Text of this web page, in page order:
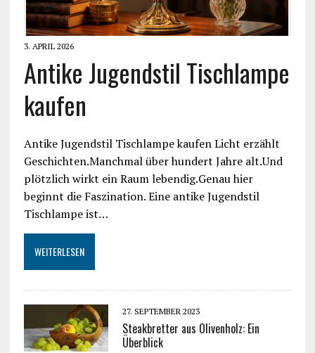
3. APRIL 2026
Antike Jugendstil Tischlampe
kaufen
Antike Jugendstil Tischlampe kaufen Licht erzählt
Geschichten.Manchmal über hundert Jahre alt.Und
plötzlich wirkt ein Raum lebendig.Genau hier
beginnt die Faszination. Eine antike Jugendstil
Tischlampe ist…
WEITERLESEN
27. SEPTEMBER 2023
Steakbretter aus Olivenholz: Ein
Überblick